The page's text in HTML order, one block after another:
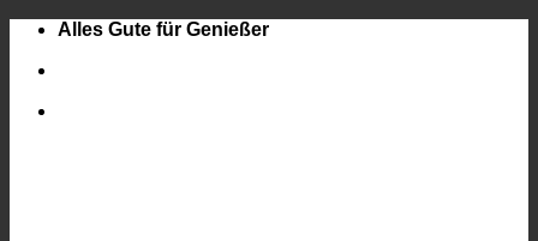
Zum
springen
Alles Gute für Genießer